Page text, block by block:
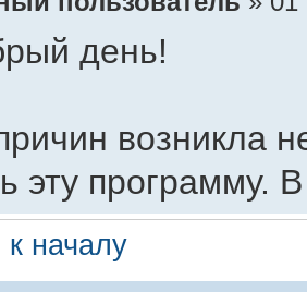
день!
возникла
эту программу.
вопросы,
или
к началу